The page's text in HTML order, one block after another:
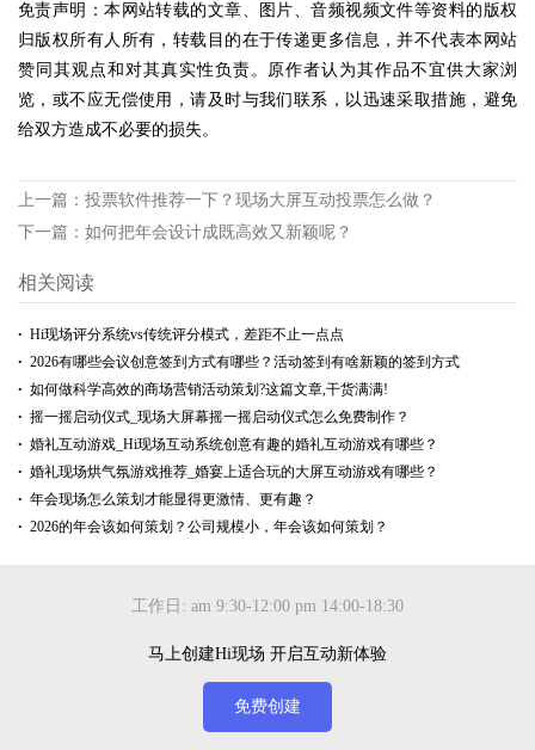
免责声明：本网站转载的文章、图片、音频视频文件等资料的版权
归版权所有人所有，转载目的在于传递更多信息，并不代表本网站
赞同其观点和对其真实性负责。原作者认为其作品不宜供大家浏
览，或不应无偿使用，请及时与我们联系，以迅速采取措施，避免
给双方造成不必要的损失。
上一篇： 投票软件推荐一下？现场大屏互动投票怎么做？
下一篇： 如何把年会设计成既高效又新颖呢？
相关阅读
Hi现场评分系统vs传统评分模式，差距不止一点点
2026有哪些会议创意签到方式有哪些？活动签到有啥新颖的签到方式
如何做科学高效的商场营销活动策划?这篇文章,干货满满!
摇一摇启动仪式_现场大屏幕摇一摇启动仪式怎么免费制作？
婚礼互动游戏_Hi现场互动系统创意有趣的婚礼互动游戏有哪些？
婚礼现场烘气氛游戏推荐_婚宴上适合玩的大屏互动游戏有哪些？
年会现场怎么策划才能显得更激情、更有趣？
2026的年会该如何策划？公司规模小，年会该如何策划？
工作日: am 9:30-12:00 pm 14:00-18:30
马上创建Hi现场 开启互动新体验
免费创建